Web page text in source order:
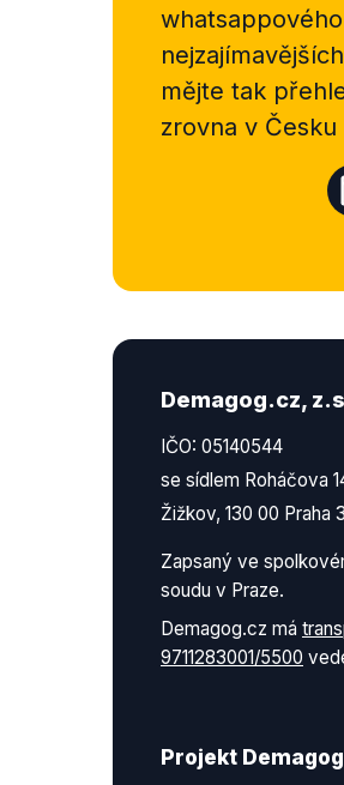
mějte tak
zrovna v Česku
Demagog.cz,
IČO: 05140544
se sídlem Roháčova
Žižkov, 130 00 Praha 3
Zapsaný ve
soudu v Praze.
Demagog.cz má
9711283001/5500
Projekt